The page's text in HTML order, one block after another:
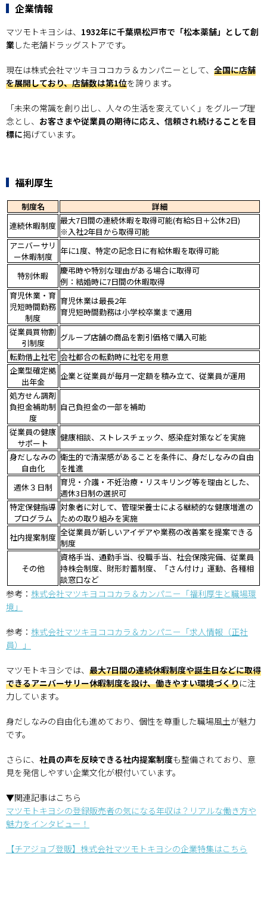
企業情報
マツモトキヨシは、 1932年に千葉県松戸市で「松本薬舗」として創
業した老舗ドラッグストアです。
現在は株式会社マツキヨココカラ＆カンパニーとして、 全国に店舗
を展開しており、店舗数は第1位を誇ります。
「未来の常識を創り出し、人々の生活を変えていく」をグループ理
念とし、 お客さまや従業員の期待に応え、信頼され続けることを目
標に掲げています。
福利厚生
制度名
詳細
連続休暇制度 最大7日間の連続休暇を取得可能(有給5日＋公休2日)
※入社2年目から取得可能
アニバーサリ
ー休暇制度
年に1度、特定の記念日に有給休暇を取得可能
特別休暇
慶弔時や特別な理由がある場合に取得可
例：結婚時に7日間の休暇取得
育児休業・育
児短時間勤務
制度
育児休業は最長2年
育児短時間勤務は小学校卒業まで適用
従業員買物割
引制度
グループ店舗の商品を割引価格で購入可能
転勤借上社宅 会社都合の転勤時に社宅を用意
企業型確定拠
出年金
企業と従業員が毎月一定額を積み立て、従業員が運用
処方せん調剤
負担金補助制
度
自己負担金の一部を補助
従業員の健康
サポート
健康相談、ストレスチェック、感染症対策などを実施
身だしなみの
自由化
衛生的で清潔感があることを条件に、身だしなみの自由
を推進
週休３日制
育児・介護・不妊治療・リスキリング等を理由とした、
週休3日制の選択可
特定保健指導
プログラム
対象者に対して、管理栄養士による継続的な健康増進の
ための取り組みを実施
社内提案制度 全従業員が新しいアイデアや業務の改善案を提案できる
制度
その他
資格手当、通勤手当、役職手当、社会保険完備、従業員
持株会制度、財形貯蓄制度、「さん付け」運動、各種相
談窓口など
参考： 株式会社マツキヨココカラ＆カンパニー「福利厚生と職場環
境」
参考： 株式会社マツキヨココカラ＆カンパニー「求人情報（正社
員）」
マツモトキヨシでは、 最大7日間の連続休暇制度や誕生日などに取得
できるアニバーサリー休暇制度を設け、働きやすい環境づくりに注
力しています。
身だしなみの自由化も進めており、個性を尊重した職場風土が魅力
です。
さらに、 社員の声を反映できる社内提案制度も整備されており、意
見を発信しやすい企業文化が根付いています。
▼関連記事はこちら
マツモトキヨシの登録販売者の気になる年収は？リアルな働き方や
魅力をインタビュー！
【チアジョブ登販】株式会社マツモトキヨシの企業特集はこちら